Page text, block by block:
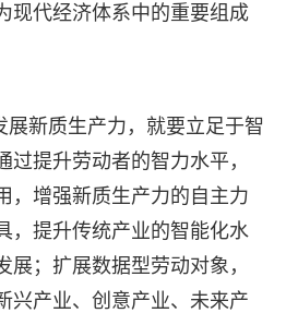
现代经济体系中的重要组成
展新质生产力，就要立足于智
过提升劳动者的智力水平，
，增强新质生产力的自主力
，提升传统产业的智能化水
展；扩展数据型劳动对象，
兴产业、创意产业、未来产